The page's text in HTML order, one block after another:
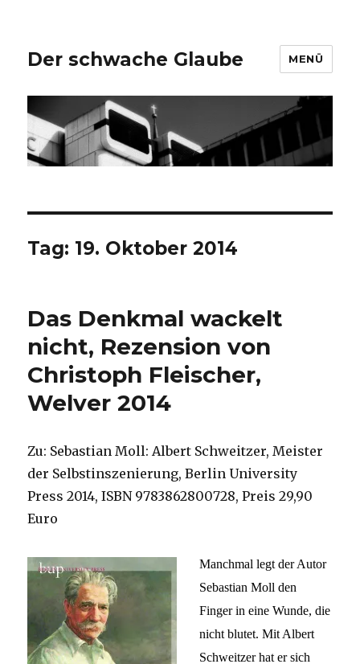
Der schwache Glaube MENÜ
Tag: 19. Oktober 2014
Das Denkmal wackelt
nicht, Rezension von
Christoph Fleischer,
Welver 2014
Zu: Sebastian Moll: Albert Schweitzer, Meister
der Selbstinszenierung, Berlin University
Press 2014, ISBN 9783862800728, Preis 29,90
Euro
Manchmal legt der Autor
Sebastian Moll den
Finger in eine Wunde, die
nicht blutet. Mit Albert
Schweitzer hat er sich